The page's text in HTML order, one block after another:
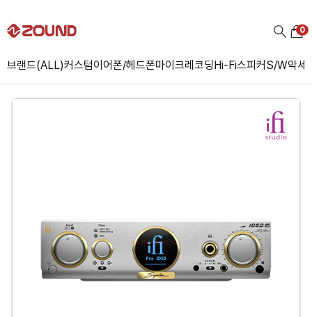
브랜드(ALL)커스텀이어폰/헤드폰마이크레코딩Hi-Fi스피커S/W악세
0